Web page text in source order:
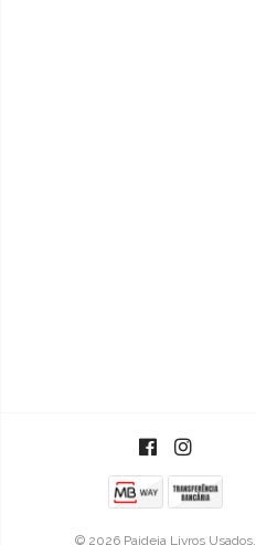
© 2026 Paideia Livros Usados.